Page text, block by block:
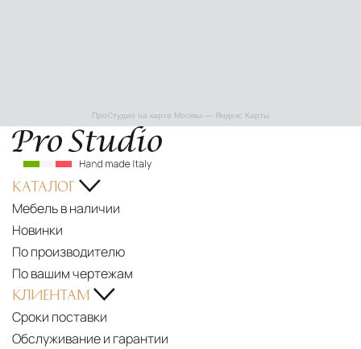
ПроСтудио на карте Москвы — Яндекс Карты
КАТАЛОГ
Мебель в наличии
Новинки
По производителю
По вашим чертежам
КЛИЕНТАМ
Сроки поставки
Обслуживание и гарантии